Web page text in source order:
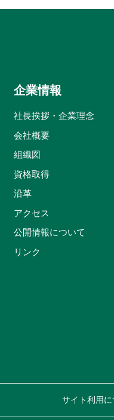
企業情報
社長挨拶・企業理念
会社概要
組織図
資格取得
沿革
アクセス
公開情報について
リンク
サイト利用に